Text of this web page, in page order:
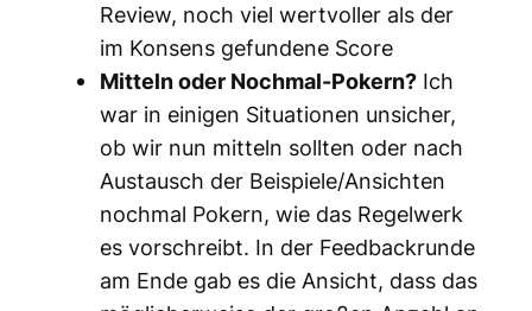
Review, noch viel wertvoller als der
im Konsens gefundene Score
Mitteln oder Nochmal-Pokern?Ich
war in einigen Situationen unsicher,
ob wir nun mitteln sollten oder nach
Austausch der Beispiele/Ansichten
nochmal Pokern, wie das Regelwerk
es vorschreibt. In der Feedbackrunde
am Ende gab es die Ansicht, dass das